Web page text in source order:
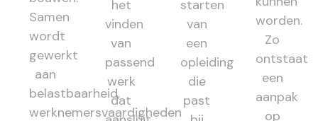
Samen
wordt
gewerkt
aan
belastbaarheid,
werknemersvaardigheden
het
vinden
van
passend
werk
dat
starten
van
een
opleiding
die
past
worden.
Zo
ontstaat
een
aanpak
op